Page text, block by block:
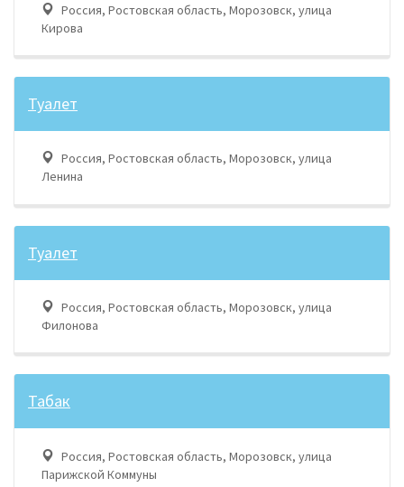
Россия, Ростовская область, Морозовск, улица
Кирова
Туалет
Россия, Ростовская область, Морозовск, улица
Ленина
Туалет
Россия, Ростовская область, Морозовск, улица
Филонова
Табак
Россия, Ростовская область, Морозовск, улица
Парижской Коммуны